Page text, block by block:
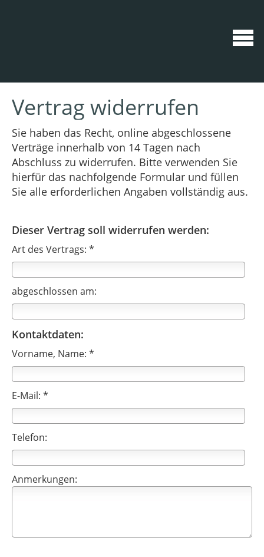
Vertrag widerrufen
Sie haben das Recht, online abgeschlossene
Verträge innerhalb von 14 Tagen nach
Abschluss zu widerrufen. Bitte verwenden Sie
hierfür das nachfolgende Formular und füllen
Sie alle erforderlichen Angaben vollständig aus.
Dieser Vertrag soll widerrufen werden:
Art des Vertrags: *
abgeschlossen am:
Kontaktdaten:
Vorname, Name: *
E-Mail: *
Telefon:
Anmerkungen: